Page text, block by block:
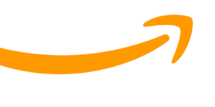
Über uns
Logbuch